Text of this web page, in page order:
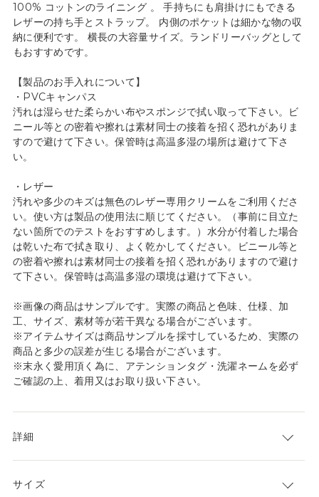
100% コットンのライニング 。 手持ちにも肩掛けにもできる
レザーの持ち手とストラップ。 内側のポケットは細かな物の収
納に便利です。 横長の大容量サイズ。ランドリーバッグとして
もおすすめです。
【製品のお手入れについて】
・PVCキャンパス
汚れは湿らせた柔らかい布やスポンジで拭い取って下さい。ビ
ニール等との密着や擦れは素材同士の接着を招く恐れがありま
すので避けて下さい。保管時は高温多湿の場所は避けて下さ
い。
・レザー
汚れや多少のキズは無色のレザー専用クリームをご利用くださ
い。使い方は製品の使用法に順じてください。（事前に目立た
ない箇所でのテストをおすすめします。）水分が付着した場合
は乾いた布で拭き取り、よく乾かしてください。ビニール等と
の密着や擦れは素材同士の接着を招く恐れがありますので避け
て下さい。保管時は高温多湿の環境は避けて下さい。
※画像の商品はサンプルです。実際の商品と色味、仕様、加
工、サイズ、素材等が若干異なる場合がございます。
※アイテムサイズは商品サンプルを採寸しているため、実際の
商品と多少の誤差が生じる場合がございます。
※末永く愛用頂く為に、アテンションタグ・洗濯ネームを必ず
ご確認の上、着用又はお取り扱い下さい。
詳細
サイズ